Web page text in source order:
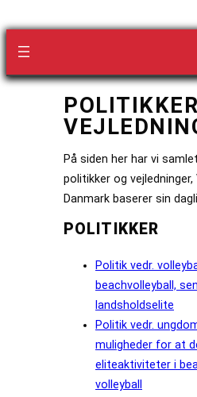
På siden her har vi
politikker og vejledninger,
Danmark baserer sin
POLITIKKER
Politik vedr.
beachvolleyball,
landsholdselite
Politik vedr.
muligheder for at
eliteaktiviteter i
volleyball